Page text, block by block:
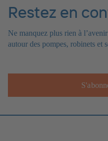
Restez en
Ne manquez plus rien à
autour des pompes, robinets et